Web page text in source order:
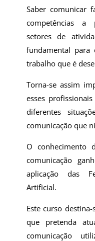
Saber comunicar
competências a
setores de
fundamental
trabalho que é
Torna-se assim
esses
diferentes
comunicação que
O conhecimento
comunicação
aplicação das
Artificial.
Este curso
que pretenda
comunicação